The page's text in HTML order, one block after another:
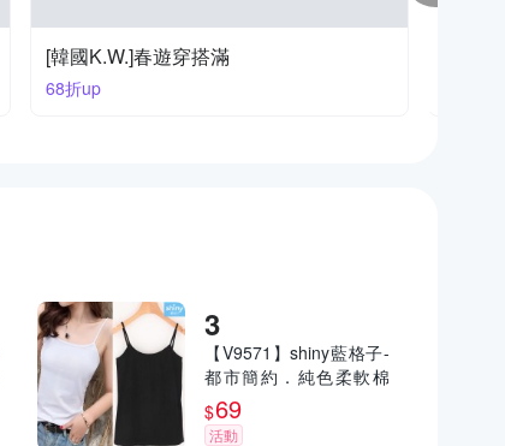
[韓國K.W.]春遊穿搭滿
68折up
【V9571】shiny藍格子-
都市簡約．純色柔軟棉
質細肩帶背心上衣
$69
活動